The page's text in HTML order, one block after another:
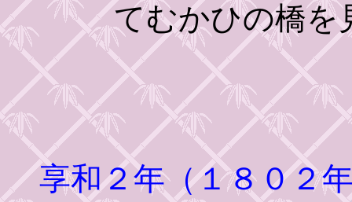
てむかひの橋を
享和２年（１８０２年